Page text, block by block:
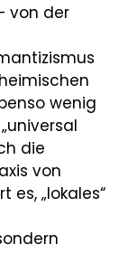
von der
wenig
die
von
„lokales“